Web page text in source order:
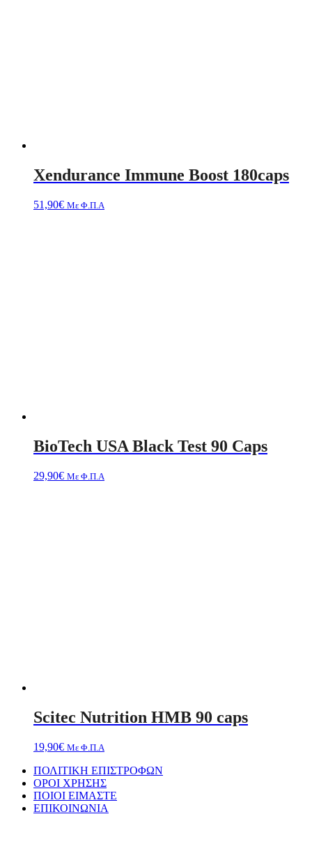
Xendurance Immune Boost 180caps
51,90€ Με Φ.Π.Α
BioTech USA Black Test 90 Caps
29,90€ Με Φ.Π.Α
Scitec Nutrition HMB 90 caps
19,90€ Με Φ.Π.Α
ΠΟΛΙΤΙΚΗ ΕΠΙΣΤΡΟΦΩΝ
ΟΡΟΙ ΧΡΗΣΗΣ
ΠΟΙΟΙ ΕΙΜΑΣΤΕ
ΕΠΙΚΟΙΝΩΝΙΑ